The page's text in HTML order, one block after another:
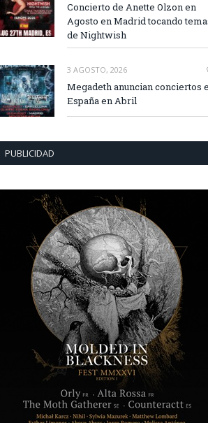
Concierto de Anette Olzon en
Agosto en Madrid tocando
de Nightwish
3 AGOSTO, 2026
Megadeth anuncian conciertos
España en Abril
PUBLICIDAD